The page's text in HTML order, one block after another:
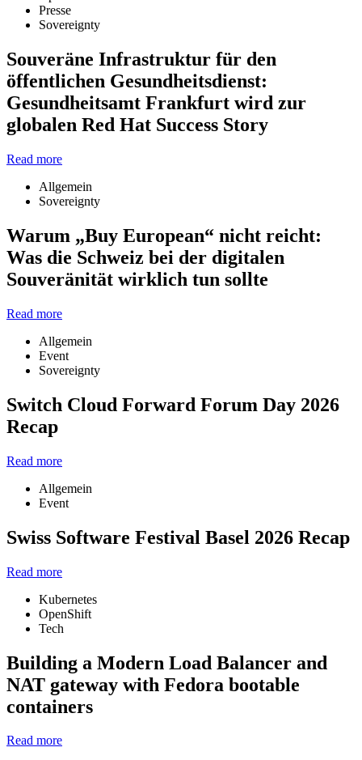
Presse
Sovereignty
Souveräne Infrastruktur für den
öffentlichen Gesundheitsdienst:
Gesundheitsamt Frankfurt wird zur
globalen Red Hat Success Story
Read more
Allgemein
Sovereignty
Warum „Buy European“ nicht reicht:
Was die Schweiz bei der digitalen
Souveränität wirklich tun sollte
Read more
Allgemein
Event
Sovereignty
Switch Cloud Forward Forum Day 2026
Recap
Read more
Allgemein
Event
Swiss Software Festival Basel 2026 Recap
Read more
Kubernetes
OpenShift
Tech
Building a Modern Load Balancer and
NAT gateway with Fedora bootable
containers
Read more